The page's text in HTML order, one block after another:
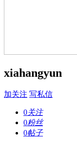
xiahangyun
加关注 写私信
0关注
0粉丝
0帖子